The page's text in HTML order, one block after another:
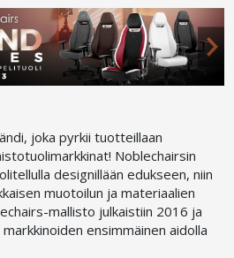
joka pyrkii tuotteillaan
Noblechairsin
designillään edukseen, niin
muotoilun ja materiaalien
mallisto julkaistiin 2016 ja
ensimmäinen aidolla